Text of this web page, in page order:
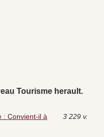
Tourisme herault.
: Convient-il à
3 229 v.